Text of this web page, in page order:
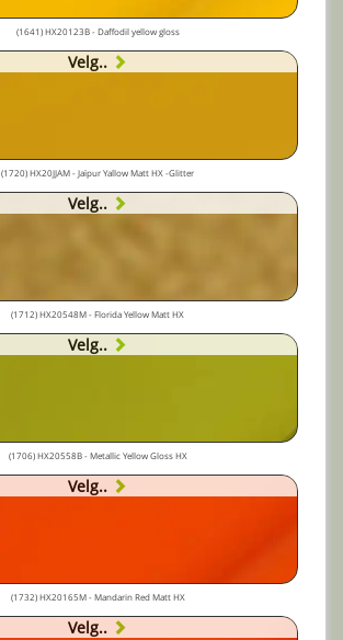
(1641) HX20123B - Daffodil yellow gloss
Velg..
(1720) HX20JJAM - Jaïpur Yallow Matt HX -Glitter
Velg..
(1712) HX20548M - Florida Yellow Matt HX
Velg..
(1706) HX20558B - Metallic Yellow Gloss HX
Velg..
(1732) HX20165M - Mandarin Red Matt HX
Velg..